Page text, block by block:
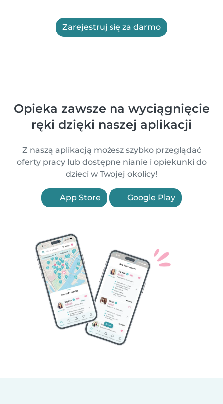
Zarejestruj się za darmo
Opieka zawsze na wyciągnięcie
ręki dzięki naszej aplikacji
Z naszą aplikacją możesz szybko przeglądać
oferty pracy lub dostępne nianie i opiekunki do
dzieci w Twojej okolicy!
App Store Google Play